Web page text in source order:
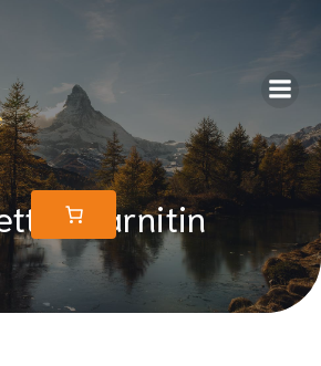
L-karnitin